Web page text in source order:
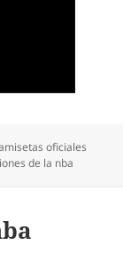
oficiales
de la nba